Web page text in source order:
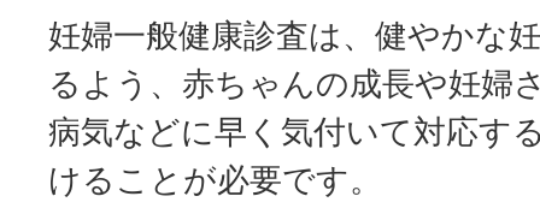
妊婦一般健康診査は、健やかな
るよう、赤ちゃんの成長や妊婦
病気などに早く気付いて対応す
けることが必要です。